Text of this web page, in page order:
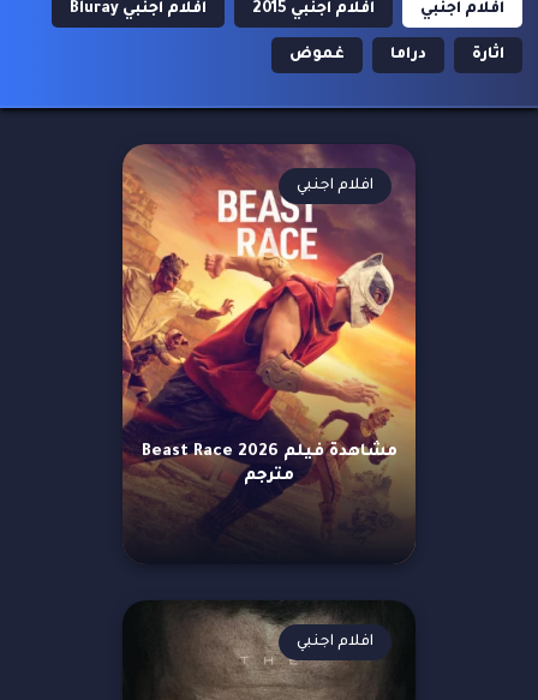
افلام اجنبي افلام اجنبي 2015 افلام اجنبي Bluray
اثارة دراما غموض
مشاهدة فيلم Beast Race 2026
مترجم
افلام اجنبي
افلام اجنبي